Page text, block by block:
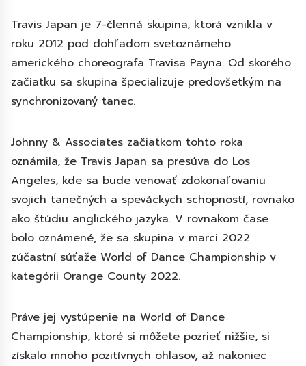
Travis Japan je 7-členná skupina, ktorá vznikla v
roku 2012 pod dohľadom svetoznámeho
amerického choreografa Travisa Payna. Od skorého
začiatku sa skupina špecializuje predovšetkým na
synchronizovaný tanec.
Johnny & Associates začiatkom tohto roka
oznámila, že Travis Japan sa presúva do Los
Angeles, kde sa bude venovať zdokonaľovaniu
svojich tanečných a speváckych schopností, rovnako
ako štúdiu anglického jazyka. V rovnakom čase
bolo oznámené, že sa skupina v marci 2022
zúčastní súťaže World of Dance Championship v
kategórii Orange County 2022.
Práve jej vystúpenie na World of Dance
Championship, ktoré si môžete pozrieť nižšie, si
získalo mnoho pozitívnych ohlasov, až nakoniec